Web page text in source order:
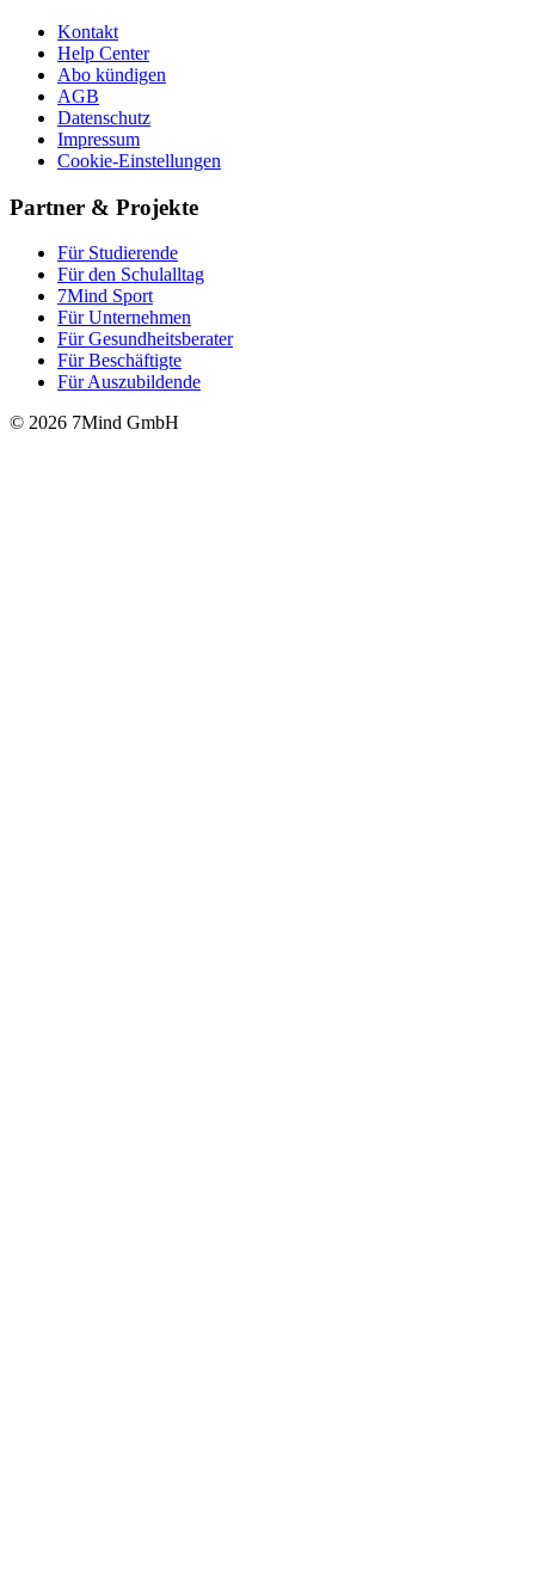
Kontakt
Help Center
Abo kündigen
AGB
Datenschutz
Impressum
Cookie-Einstellungen
Partner & Projekte
Für Stu­die­rende
Für den Schulalltag
7Mind Sport
Für Unter­neh­men
Für Gesund­heits­be­ra­ter
Für Beschäftigte
Für Auszubildende
© 2026 7Mind GmbH